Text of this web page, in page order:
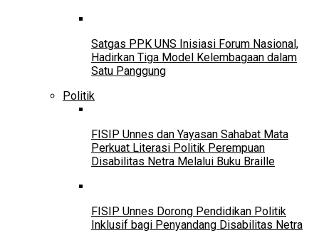
Satgas PPK UNS Inisiasi Forum Nasional,
Hadirkan Tiga Model Kelembagaan dalam
Satu Panggung
Politik
FISIP Unnes dan Yayasan Sahabat Mata
Perkuat Literasi Politik Perempuan
Disabilitas Netra Melalui Buku Braille
FISIP Unnes Dorong Pendidikan Politik
Inklusif bagi Penyandang Disabilitas Netra